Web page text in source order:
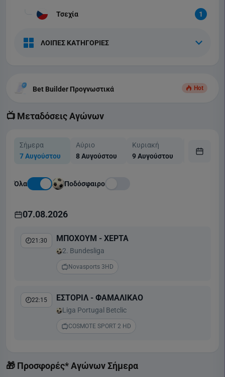
Τσεχία 1
ΛΟΙΠΕΣ ΚΑΤΗΓΟΡΙΕΣ
Bet Builder Προγνωστικά Hot
📺 Μεταδόσεις Αγώνων
Σήμερα
7 Αυγούστου
Αύριο
8 Αυγούστου
Κυριακή
9 Αυγούστου
10
Όλα Ποδόσφαιρο
07.08.2026
21:30 ΜΠΟΧΟΥΜ - ΧΕΡΤΑ
2. Bundesliga
Novasports 3HD
22:15 ΕΣΤΟΡΙΛ - ΦΑΜΑΛΙΚΑΟ
Liga Portugal Betclic
COSMOTE SPORT 2 HD
🎁 Προσφορές* Αγώνων Σήμερα